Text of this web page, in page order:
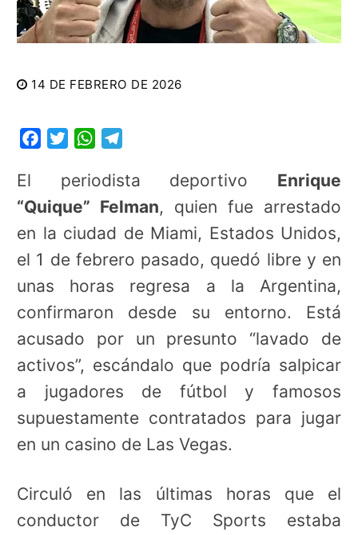
14 DE FEBRERO DE 2026
FacebookTwitterWhatsApp
El periodista deportivo Enrique
“Quique” Felman, quien fue arrestado
en la ciudad de Miami, Estados Unidos,
el 1 de febrero pasado, quedó libre y en
unas horas regresa a la Argentina,
confirmaron desde su entorno. Está
acusado por un presunto “lavado de
activos”, escándalo que podría salpicar
a jugadores de fútbol y famosos
supuestamente contratados para jugar
en un casino de Las Vegas.
Circuló en las últimas horas que el
conductor de TyC Sports estaba